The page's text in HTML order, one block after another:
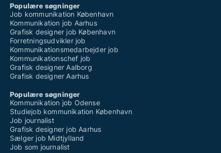
Populære søgninger
Job kommunikation København
Kommunikation job Aarhus
Grafisk designer job København
Forretningsudvikler job
Kommunikationsmedarbejder job
Kommunikationschef job
Grafisk designer Aalborg
Grafisk designer Aarhus
Populære søgninger
Kommunikation job Odense
Studiejob kommunikation København
Job journalist
Grafisk designer job Aarhus
Sælger job Midtjylland
Job som journalist